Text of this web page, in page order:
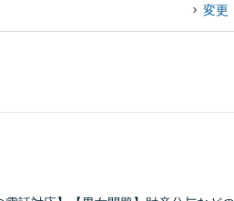
変更